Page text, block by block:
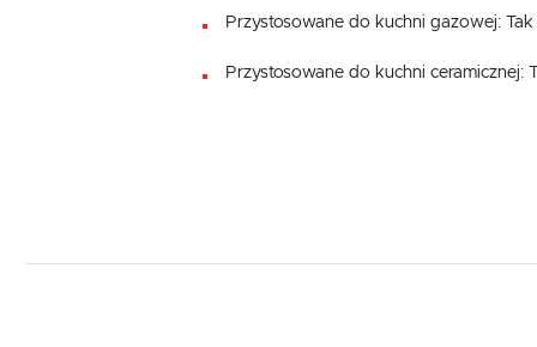
Przystosowane do kuchni gazowej: Tak
Przystosowane do kuchni ceramicznej: